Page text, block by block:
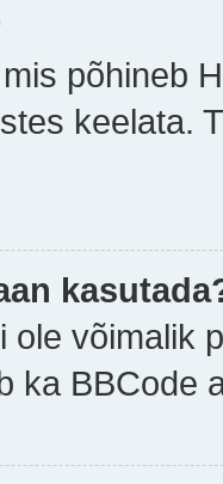
põhineb
keelata.
ole võimalik
ka BBCode